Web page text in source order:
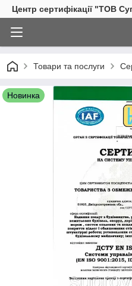
Центр сертифікації "ТОВ
Товари та послуги
Новинка